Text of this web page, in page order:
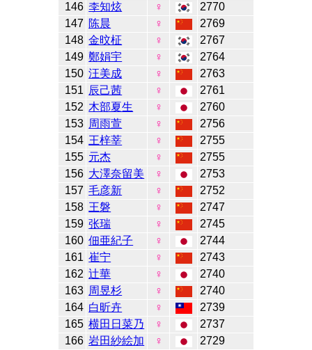
146 李知炫 ♀
2770
147 陈晨 ♀
2769
148 金旼柾 ♀
2767
149 鄭娟宇 ♀
2764
150 汪美成 ♀
2763
151 辰己茜 ♀
2761
152 木部夏生 ♀
2760
153 周雨萱 ♀
2756
154 王梓莘 ♀
2755
155 元杰 ♀
2755
156 大澤奈留美 ♀
2753
157 毛彦新 ♀
2752
158 王磐 ♀
2747
159 张瑞 ♀
2745
160 佃亜紀子 ♀
2744
161 崔宁 ♀
2743
162 辻華 ♀
2740
163 周昱杉 ♀
2740
164 白昕卉 ♀
2739
165 横田日菜乃 ♀
2737
166 岩田紗絵加 ♀
2729